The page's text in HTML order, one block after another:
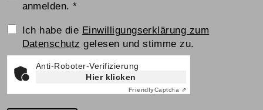
anmelden.*
Einwilligungserklärung
Ich habe die Einwilligungserklärung zum
Datenschutz gelesen und stimme zu.
Anti-Roboter-Verifizierung
Hier klicken
FriendlyCaptcha ⇗